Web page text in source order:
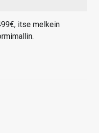
itse melkein